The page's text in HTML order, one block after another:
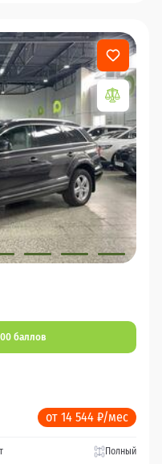
баллов
от 14 544 ₽/мес
Полный